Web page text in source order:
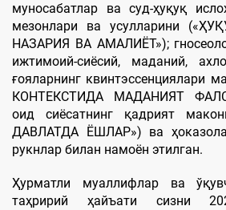
муносабатлар ва суд-ҳуқуқ
мезонлари ва усулларини
НАЗАРИЯ ВА АМАЛИЁТ»);
ижтимоий-сиёсий, маданий,
ғояларнинг квинтэссенциялари
КОНТЕКСТИДА МАДАНИЯТ
оид сиёсатнинг қадрият
ДАВЛАТДА ЁШЛАР») ва
рукнлар билан намоён этилган.
Ҳурматли муаллифлар ва
таҳририй ҳайъати сизни